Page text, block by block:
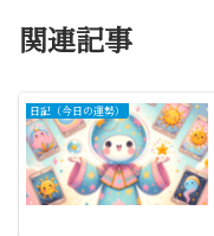
関連記事
日記（今日の運勢）